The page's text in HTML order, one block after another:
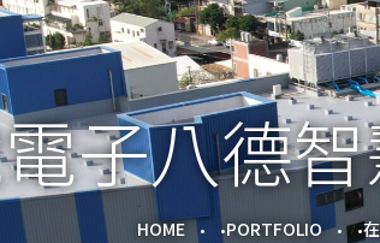
子八德
HOME PORTFOLIO